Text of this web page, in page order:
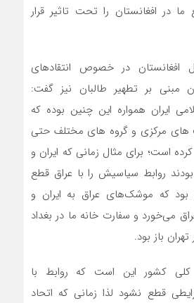
ما در افغانستان را تحت تاثیر قرار
افغانستان در خصوص انتقادهای
مبنی بر تطهیر طالبان نیز گفت:
ایران همواره این چنین بوده که
های مرکزی و گروه های مختلف حتی
است؛ برای مثال زمانی که ایران و
روابط سیاسیش را با عراق قطع
بود که موشک‌های عراق به ایران و
می‌خورد و سفارت خانه ما در بغداد
باز بود.
کشور این است که روابط با
قطع نشود لذا زمانی که اتحاد